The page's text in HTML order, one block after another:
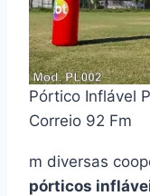
Pórtico Inflável
Correio 92 Fm
m diversas
pórticos